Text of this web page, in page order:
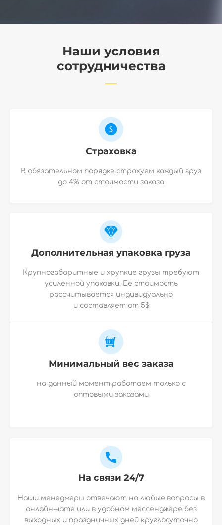
Наши условия
сотрудничества
Страховка
В обязательном порядке страхуем каждый груз
до 4% от стоимости заказа
Дополнительная упаковка груза
Крупногабаритные и хрупкие грузы требуют
усиленной упаковки. Ее стоимость
рассчитывается индивидуально
и составляет от 5$
Минимальный вес заказа
на данный момент работаем только с
оптовыми заказами
На связи 24/7
Наши менеджеры отвечают на любые вопросы в
онлайн-чате или в удобном мессенджере без
выходных и праздничных дней круглосуточно